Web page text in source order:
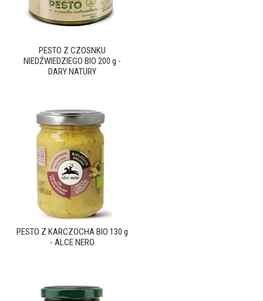
PESTO Z CZOSNKU
NIEDŹWIEDZIEGO BIO 200 g -
DARY NATURY
PESTO Z KARCZOCHA BIO 130 g
- ALCE NERO